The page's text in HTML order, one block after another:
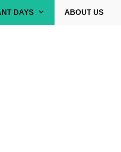
DAYS ABOUT US